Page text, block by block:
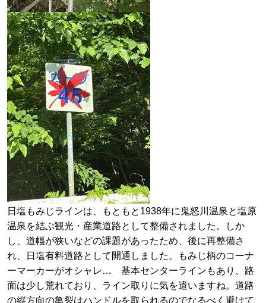
日塩もみじラインは、もともと1938年に鬼怒川温泉と塩原
温泉を結ぶ観光・産業道路として整備されました。しか
し、道幅が狭いなどの課題があったため、後に再整備さ
れ、日塩有料道路として開通しました。もみじ柄のコーナ
ーマーカーがオシャレ… 基本センターラインもあり、路
面は少し荒れており、ライン取りに気を遣いますね。道路
の縦方向の亀裂はハンドルを取られるのでなるべく避けて